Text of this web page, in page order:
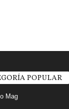
POPULAR
Mag